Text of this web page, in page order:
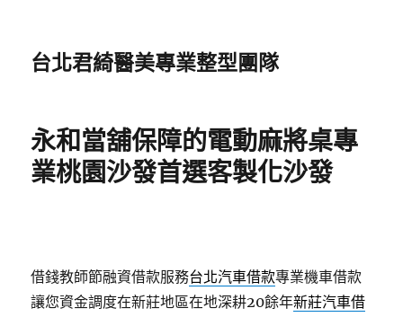
台北君綺醫美專業整型團隊
永和當舖保障的電動麻將桌專
業桃園沙發首選客製化沙發
借錢教師節融資借款服務台北汽車借款專業機車借款
讓您資金調度在新莊地區在地深耕20餘年新莊汽車借